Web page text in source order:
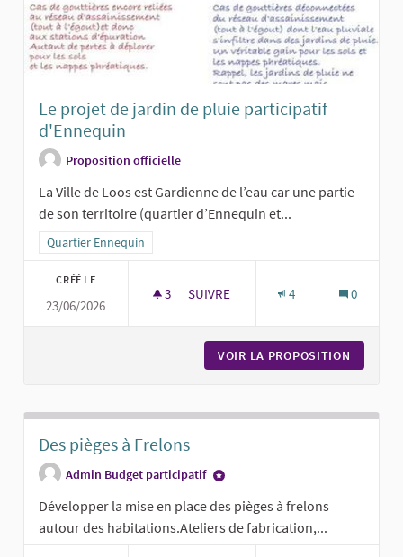
Le projet de jardin de pluie participatif
d'Ennequin
Proposition officielle
La Ville de Loos est Gardienne de l’eau car une partie
de son territoire (quartier d’Ennequin et...
Filtrer les résultats pour le secteur : Quartier Ennequin
Quartier Ennequin
CRÉÉ LE
23/06/2026
3 3 ABONNÉS
SUIVRE 4 0
VOIR LA PROPOSITION
Des pièges à Frelons
Admin Budget participatif
Développer la mise en place des pièges à frelons
autour des habitations.Ateliers de fabrication,...